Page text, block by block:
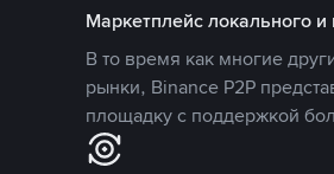
Маркетплейс локального
В то время как многие
рынки, Binance P2P
площадку с поддержкой